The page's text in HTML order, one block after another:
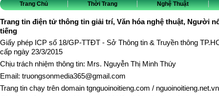
Trang Chủ Thời Trang Nghệ Thuật
Trang tin điện tử thông tin giải trí, Văn hóa nghệ thuật, Người
tiếng
Giấy phép ICP số 18/GP-TTĐT - Sở Thông tin & Truyền thông
cấp ngày 23/3/2015
Chịu trách nhiệm thông tin: Mrs. Nguyễn Thị Minh Thúy
Email: truongsonmedia365@gmail.com
Trang tin chạy trên domain tgnguoinoitieng.com / nguoinoitieng.net.vn